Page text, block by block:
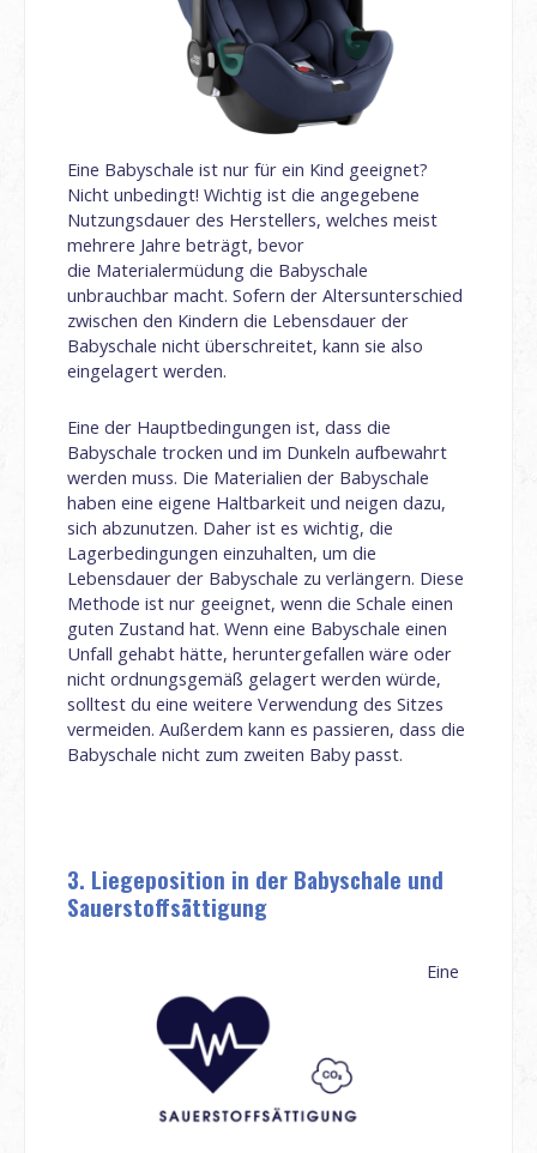
Eine Babyschale ist nur für ein Kind geeignet?
Nicht unbedingt! Wichtig ist die angegebene
Nutzungsdauer des Herstellers, welches meist
mehrere Jahre beträgt, bevor
die Materialermüdung die Babyschale
unbrauchbar macht. Sofern der Altersunterschied
zwischen den Kindern die Lebensdauer der
Babyschale nicht überschreitet, kann sie also
eingelagert werden.
Eine der Hauptbedingungen ist, dass die
Babyschale trocken und im Dunkeln aufbewahrt
werden muss. Die Materialien der Babyschale
haben eine eigene Haltbarkeit und neigen dazu,
sich abzunutzen. Daher ist es wichtig, die
Lagerbedingungen einzuhalten, um die
Lebensdauer der Babyschale zu verlängern. Diese
Methode ist nur geeignet, wenn die Schale einen
guten Zustand hat. Wenn eine Babyschale einen
Unfall gehabt hätte, heruntergefallen wäre oder
nicht ordnungsgemäß gelagert werden würde,
solltest du eine weitere Verwendung des Sitzes
vermeiden. Außerdem kann es passieren, dass die
Babyschale nicht zum zweiten Baby passt.
3. Liegeposition in der Babyschale und
Sauerstoffsättigung
Eine